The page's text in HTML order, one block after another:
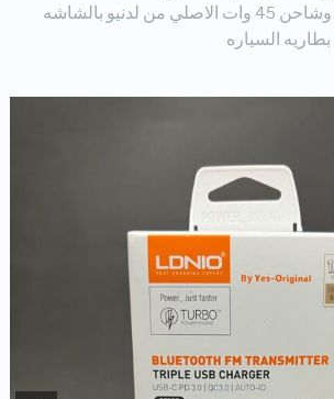
جهاز السياره بلوتوث وشاحن 45 وات الاصلي من لدنيو بالشاشه
السياره